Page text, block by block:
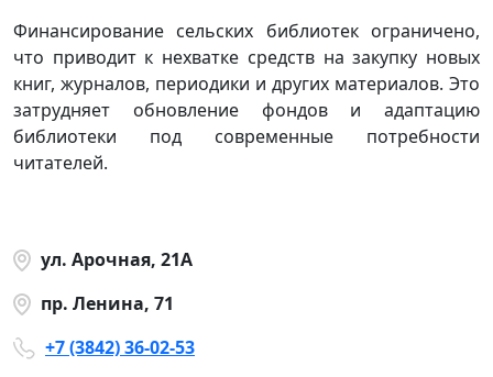
Финансирование сельских библиотек ограничено,
что приводит к нехватке средств на закупку новых
книг, журналов, периодики и других материалов. Это
затрудняет обновление фондов и адаптацию
библиотеки под современные потребности
читателей.
ул. Арочная, 21А
пр. Ленина, 71
+7 (3842) 36-02-53